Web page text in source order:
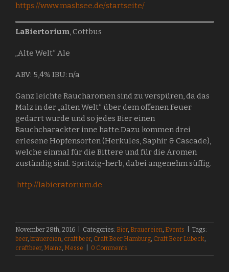
https://www.mashsee.de/startseite/
LaBiertorium, Cottbus
„Alte Welt“ Ale
ABV: 5,4% IBU: n/a
Ganz leichte Raucharomen sind zu verspüren, da das
Malz in der „alten Welt“ über dem offenen Feuer
gedarrt wurde und so jedes Bier einen
Rauchcharackter inne hatte.Dazu kommen drei
erlesene Hopfensorten (Herkules, Saphir & Cascade),
welche einmal für die Bittere und für die Aromen
zuständig sind. Spritzig-herb, dabei angenehm süffig.
http://labieratorium.de
November 28th, 2016 Categories: Bier, Brauereien, Events
Tags:
beer, brauereien, craft beer, Craft Beer Hamburg, Craft Beer Lübeck,
craftbeer, Mainz, Messe 0 Comments